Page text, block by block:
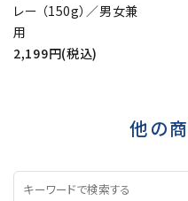
レー （150g）／男女兼
用
2,199円(税込)
他の